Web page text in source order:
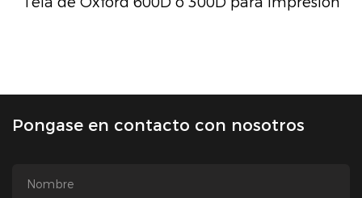
Pongase en contacto con nosotros